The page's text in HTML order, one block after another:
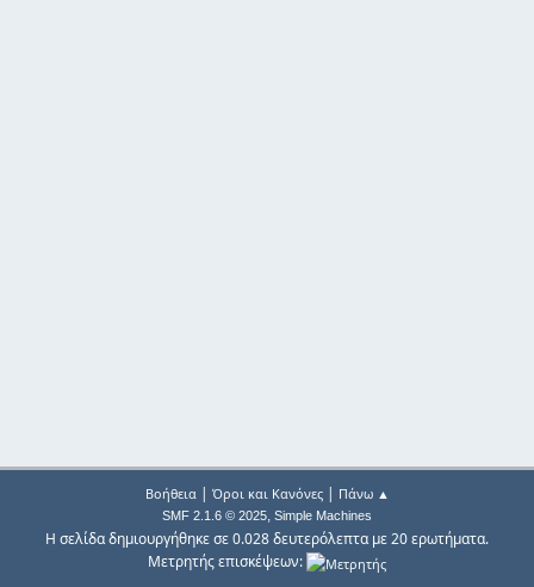
Βοήθεια| Όροι και Κανόνες| Πάνω ▲
SMF 2.1.6 © 2025, Simple Machines
Η σελίδα δημιουργήθηκε σε 0.028 δευτερόλεπτα με 20 ερωτήματα.
Μετρητής επισκέψεων: